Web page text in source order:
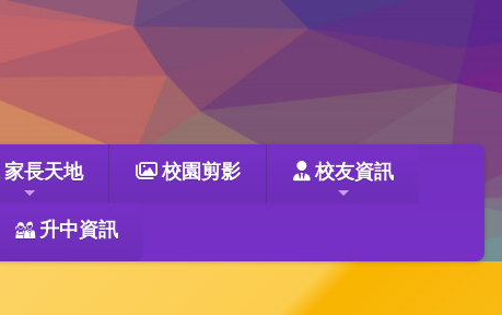
家長天地 校園剪影 校友資訊
升中資訊